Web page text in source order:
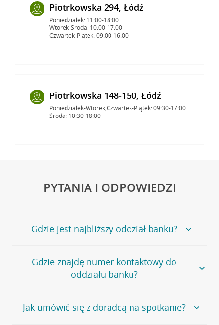
Piotrkowska 294, Łódź
Poniedziałek: 11:00-18:00
Wtorek-Środa: 10:00-17:00
Czwartek-Piątek: 09:00-16:00
Piotrkowska 148-150, Łódź
Poniedziałek-Wtorek,Czwartek-Piątek: 09:30-17:00
Środa: 10:30-18:00
PYTANIA I ODPOWIEDZI
Gdzie jest najbliższy oddział banku?
Jeśli szukasz oddziału naszego banku, zapraszamy na
stronęPlacówki i bankomaty, na której znajduje się
wygodna wyszukiwarka.
oddziałów
Gdzie znajdę numer kontaktowy do
oddziału banku?
Bank Credit Agricole nie udostępnia ogólnego numeru
telefonu do placówki bankowej.
Jak umówić się z doradcą na spotkanie?